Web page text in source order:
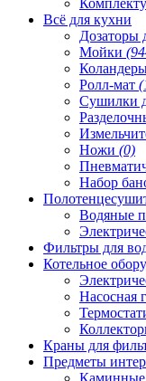
Всё для кухни
Дозаторы
Мойки
Ролл-мат
Сушилки
Ножи (0)
Набор
Водяные
Фильтры для
Котельное
Насосная
Краны для
Предметы
Каминные